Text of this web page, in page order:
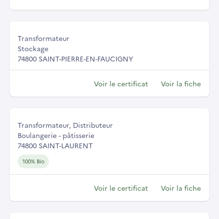
Transformateur
Stockage
74800 SAINT-PIERRE-EN-FAUCIGNY
Voir le certificat Voir la fiche
Transformateur, Distributeur
Boulangerie - pâtisserie
74800 SAINT-LAURENT
100% Bio
Voir le certificat Voir la fiche